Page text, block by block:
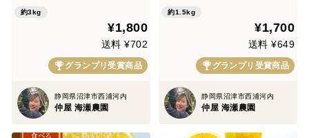
約3kg
¥1,800
送料 ¥702
グランプリ受賞商品
静岡県沼津市西浦河内
仲屋 海瀬農園
み 黄蜜柑 仲屋 海瀬農園
約1.5kg
¥1,700
送料 ¥649
グランプリ受賞商品
静岡県沼津市西浦河内
仲屋 海瀬農園